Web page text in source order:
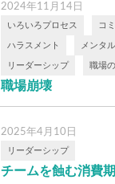
さな落とし穴 研修の
出 […]
2024年11月14日
いろいろプロセス コ
ハラスメント メンタ
リーダーシップ 職場
職場崩壊
仕事中に雑談ばかり
はいろいろなタイプの
職場 […]
2025年4月10日
リーダーシップ
チームを蝕む消費